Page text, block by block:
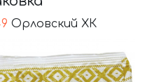
Орловский ХК